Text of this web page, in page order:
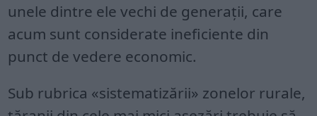
unele dintre ele vechi de generații, care
acum sunt considerate ineficiente din
punct de vedere economic.
Sub rubrica «sistematizării» zonelor rurale,